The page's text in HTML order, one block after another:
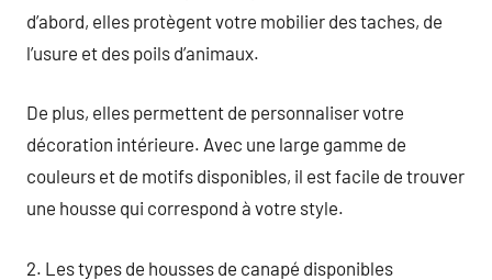
d’abord, elles protègent votre mobilier des taches, de
l’usure et des poils d’animaux.
De plus, elles permettent de personnaliser votre
décoration intérieure. Avec une large gamme de
couleurs et de motifs disponibles, il est facile de trouver
une housse qui correspond à votre style.
2. Les types de housses de canapé disponibles